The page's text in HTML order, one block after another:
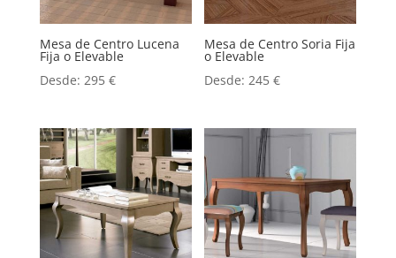
Mesa de Centro Lucena
Fija o Elevable
Desde: 295 €
Mesa de Centro Soria Fija
o Elevable
Desde: 245€